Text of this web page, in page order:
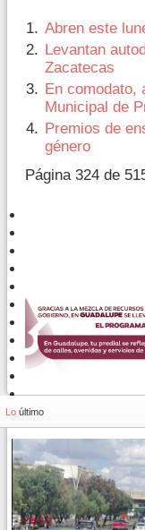
Abren este
Levantan
Zacatecas
En comodato,
Municipal de
Premios de
género
Página 324 de
Lo último